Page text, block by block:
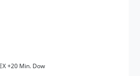
+20 Min. Dow